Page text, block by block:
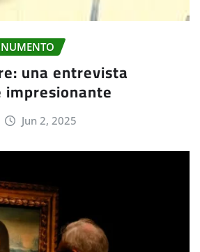
una entrevista
Jun 2, 2025